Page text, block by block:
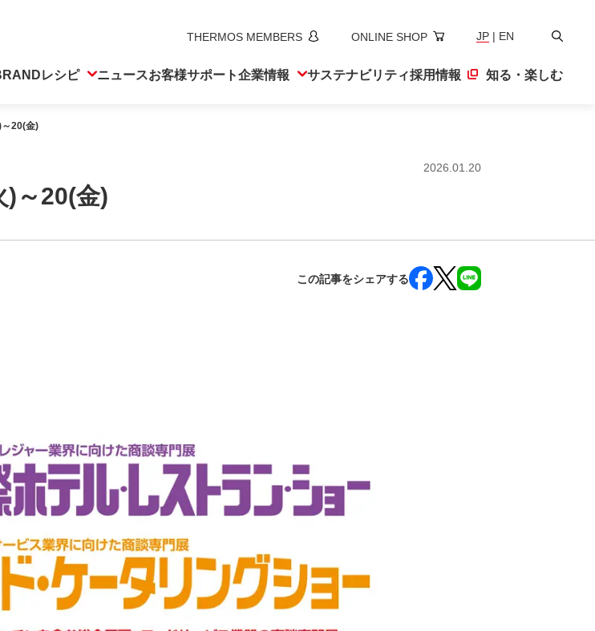
THERMOS MEMBERS ONLINE SHOP JP | EN
検
レシピ ニュースお客様サポート企業情報 サステナビリティ採用情報 知る・楽しむ
20(金)
2026.01.20
)～20(金)
この記事をシェアする